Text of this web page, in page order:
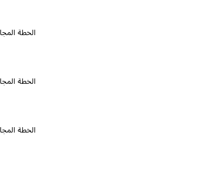
الخطة المجانية ٠
الخطة المجانية ٠
الخطة المجانية ٠